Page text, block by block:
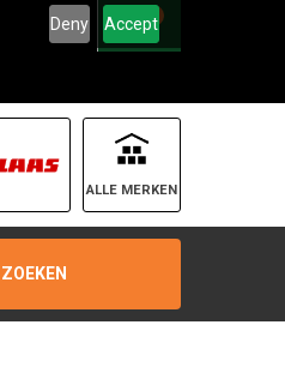
Deny Accept
0
ALLE MERKEN
ZOEKEN